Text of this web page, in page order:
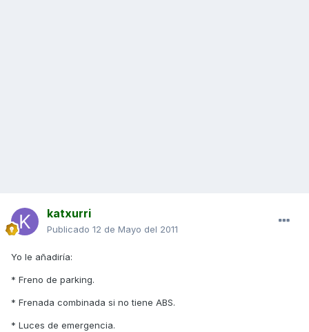
katxurri
Publicado 12 de Mayo del 2011
Yo le añadiría:
* Freno de parking.
* Frenada combinada si no tiene ABS.
* Luces de emergencia.